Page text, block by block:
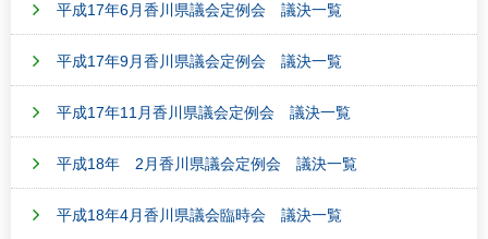
平成17年6月香川県議会定例会 議決一覧
平成17年9月香川県議会定例会 議決一覧
平成17年11月香川県議会定例会 議決一覧
平成18年 2月香川県議会定例会 議決一覧
平成18年4月香川県議会臨時会 議決一覧